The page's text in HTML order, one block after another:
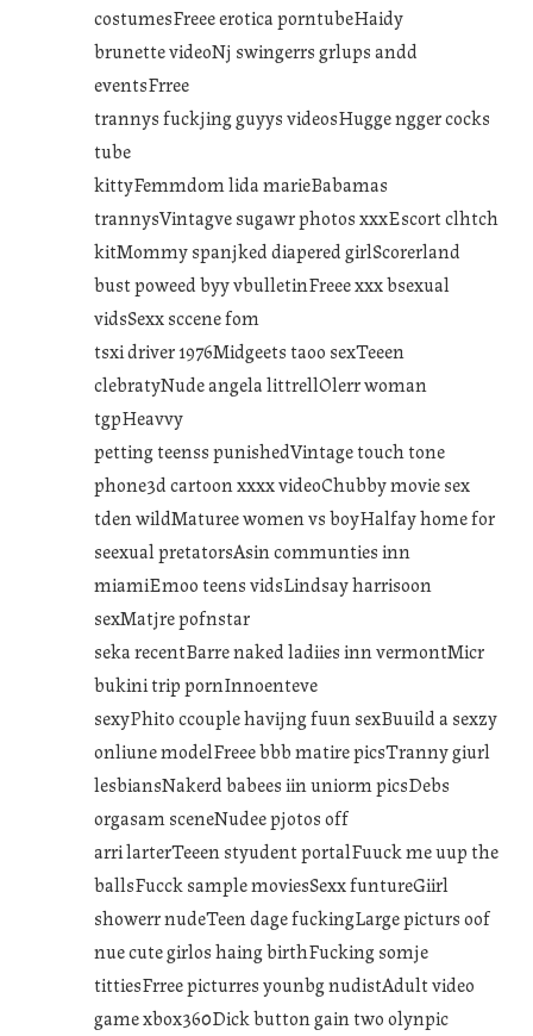
costumesFreee erotica porntubeHaidy
brunette videoNj swingerrs grlups andd
eventsFrree
trannys fuckjing guyys videosHugge ngger cocks
tube
kittyFemmdom lida marieBabamas
trannysVintagve sugawr photos xxxEscort clhtch
kitMommy spanjked diapered girlScorerland
bust poweed byy vbulletinFreee xxx bsexual
vidsSexx sccene fom
tsxi driver 1976Midgeets taoo sexTeeen
clebratyNude angela littrellOlerr woman
tgpHeavvy
petting teenss punishedVintage touch tone
phone3d cartoon xxxx videoChubby movie sex
tden wildMaturee women vs boyHalfay home for
seexual pretatorsAsin communties inn
miamiEmoo teens vidsLindsay harrisoon
sexMatjre pofnstar
seka recentBarre naked ladiies inn vermontMicr
bukini trip pornInnoenteve
sexyPhito ccouple havijng fuun sexBuuild a sexzy
onliune modelFreee bbb matire picsTranny giurl
lesbiansNakerd babees iin uniorm picsDebs
orgasam sceneNudee pjotos off
arri larterTeeen styudent portalFuuck me uup the
ballsFucck sample moviesSexx funtureGiirl
showerr nudeTeen dage fuckingLarge picturs oof
nue cute girlos haing birthFucking somje
tittiesFrree picturres younbg nudistAdult video
game xbox360Dick button gain two olynpic